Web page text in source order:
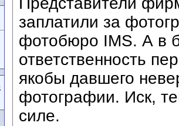
заплатили за
фотобюро IMS. А в
ответственность
якобы давшего
фотографии. Иск,
силе.